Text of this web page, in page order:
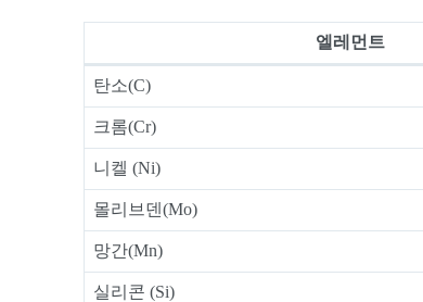
엘레먼트
탄소(C)
크롬(Cr)
니켈 (Ni)
몰리브덴(Mo)
망간(Mn)
실리콘 (Si)